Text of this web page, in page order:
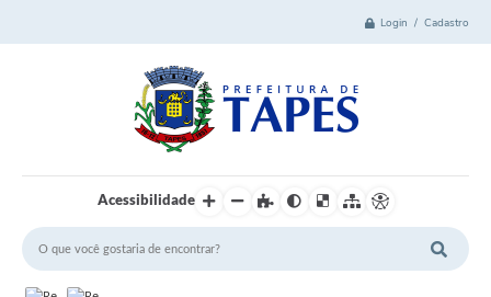
Login / Cadastro
Acessibilidade